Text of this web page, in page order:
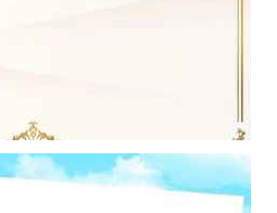
và hoa văn trang trí làm hình nền